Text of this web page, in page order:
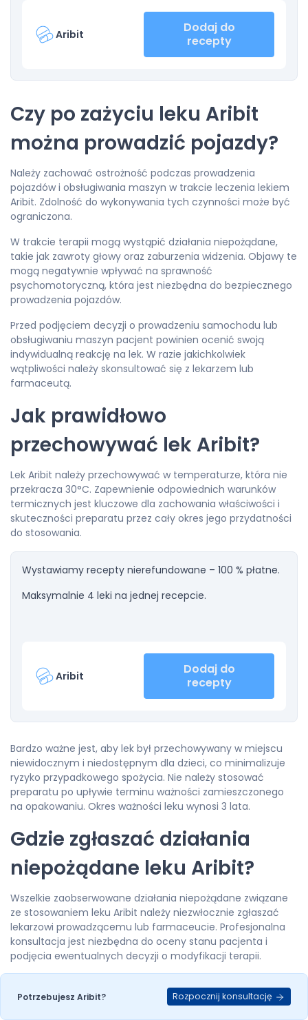
Aribit
Dodaj do
recepty
Czy po zażyciu leku Aribit
można prowadzić pojazdy?
Należy zachować ostrożność podczas prowadzenia
pojazdów i obsługiwania maszyn w trakcie leczenia lekiem
Aribit. Zdolność do wykonywania tych czynności może być
ograniczona.
W trakcie terapii mogą wystąpić działania niepożądane,
takie jak zawroty głowy oraz zaburzenia widzenia. Objawy te
mogą negatywnie wpływać na sprawność
psychomotoryczną, która jest niezbędna do bezpiecznego
prowadzenia pojazdów.
Przed podjęciem decyzji o prowadzeniu samochodu lub
obsługiwaniu maszyn pacjent powinien ocenić swoją
indywidualną reakcję na lek. W razie jakichkolwiek
wątpliwości należy skonsultować się z lekarzem lub
farmaceutą.
Jak prawidłowo
przechowywać lek Aribit?
Lek Aribit należy przechowywać w temperaturze, która nie
przekracza 30°C. Zapewnienie odpowiednich warunków
termicznych jest kluczowe dla zachowania właściwości i
skuteczności preparatu przez cały okres jego przydatności
do stosowania.
Wystawiamy recepty nierefundowane – 100 % płatne.
Maksymalnie 4 leki na jednej recepcie.
Aribit
Dodaj do
recepty
Bardzo ważne jest, aby lek był przechowywany w miejscu
niewidocznym i niedostępnym dla dzieci, co minimalizuje
ryzyko przypadkowego spożycia. Nie należy stosować
preparatu po upływie terminu ważności zamieszczonego
na opakowaniu. Okres ważności leku wynosi 3 lata.
Gdzie zgłaszać działania
niepożądane leku Aribit?
Wszelkie zaobserwowane działania niepożądane związane
ze stosowaniem leku Aribit należy niezwłocznie zgłaszać
lekarzowi prowadzącemu lub farmaceucie. Profesjonalna
konsultacja jest niezbędna do oceny stanu pacjenta i
podjęcia ewentualnych decyzji o modyfikacji terapii.
jakichkolwiek objawów niepożądanych, w tym tych, które
Potrzebujesz Aribit? Rozpocznij konsultację